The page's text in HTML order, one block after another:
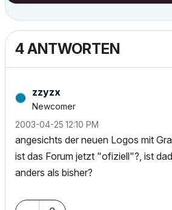
4 ANTWORTEN
zzyzx
Newcomer
‎2003-04-25 12:10 PM
angesichts der neuen Logos mit
ist das Forum jetzt "ofiziell"?, ist
anders als bisher?